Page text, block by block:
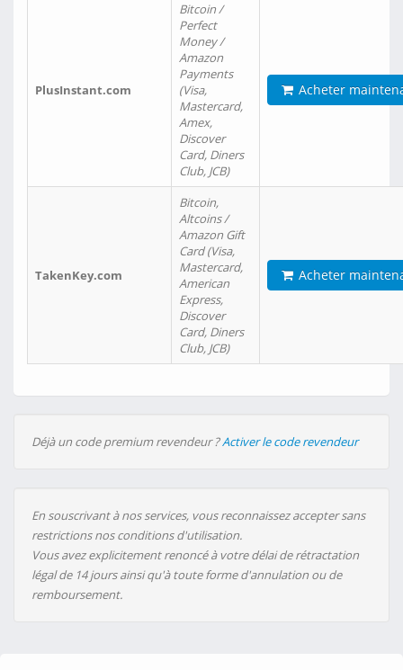
PlusInstant.com
Bitcoin /
Perfect
Money /
Amazon
Payments
(Visa,
Mastercard,
Amex,
Discover
Card, Diners
Club, JCB)
Acheter
TakenKey.com
Bitcoin,
Altcoins /
Amazon Gift
Card (Visa,
Mastercard,
American
Express,
Discover
Card, Diners
Club, JCB)
Acheter
Déjà un code premium revendeur ?Activer le code revendeur
En souscrivant à nos services, vous reconnaissez accepter sans
restrictions nos conditions d'utilisation.
Vous avez explicitement renoncé à votre délai de rétractation
légal de 14 jours ainsi qu'à toute forme d'annulation ou de
remboursement.